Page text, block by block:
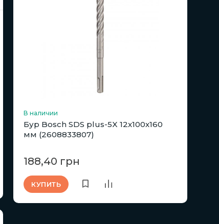
В наличии
Бур Bosch SDS plus-5X 12x100x160
мм (2608833807)
188,40 грн
КУПИТЬ